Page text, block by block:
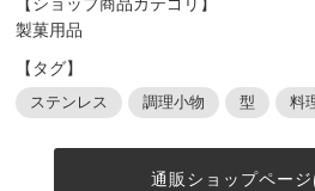
製菓用品
【タグ】
ステンレス 調理小物 型 料
通販ショップページ